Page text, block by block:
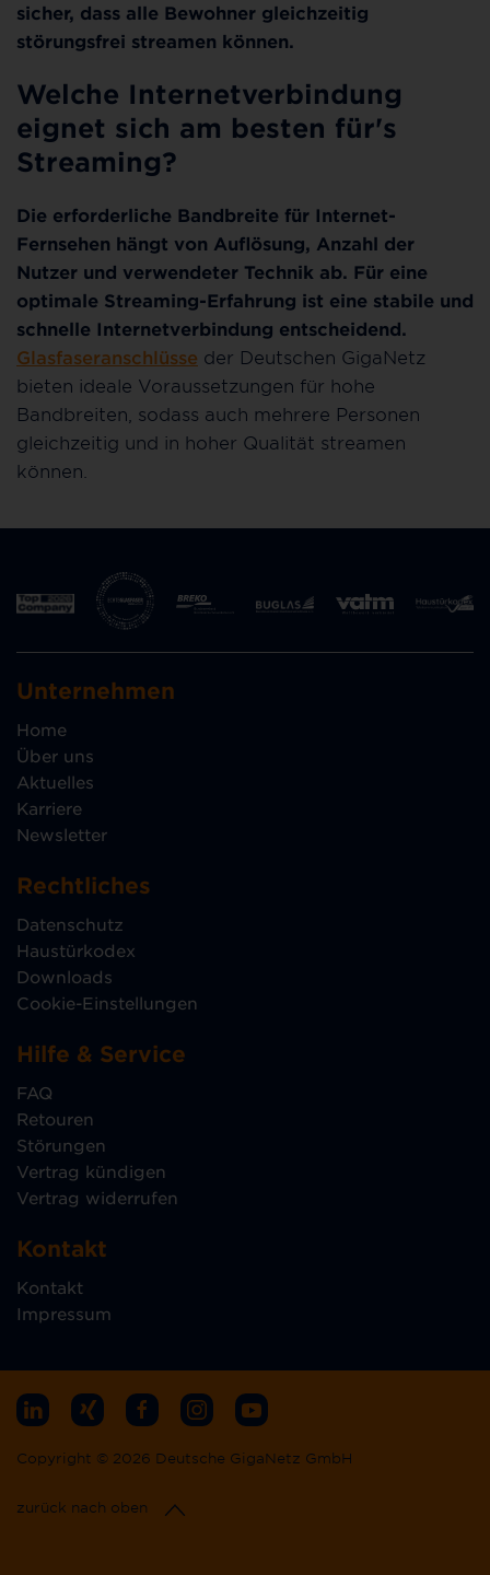
sicher, dass alle Bewohner gleichzeitig
störungsfrei streamen können.
Welche Internetverbindung
eignet sich am besten für's
Streaming?
Die erforderliche Bandbreite für Internet-
Fernsehen hängt von Auflösung, Anzahl der
Nutzer und verwendeter Technik ab. Für eine
optimale Streaming-Erfahrung ist eine stabile und
schnelle Internetverbindung entscheidend.
Glasfaseranschlüsse der Deutschen GigaNetz
bieten ideale Voraussetzungen für hohe
Bandbreiten, sodass auch mehrere Personen
gleichzeitig und in hoher Qualität streamen
können.
Unternehmen
Home
Über uns
Aktuelles
Karriere
Newsletter
Rechtliches
Datenschutz
Haustürkodex
Downloads
Cookie-Einstellungen
Hilfe & Service
FAQ
Retouren
Störungen
Vertrag kündigen
Vertrag widerrufen
Kontakt
Kontakt
Impressum
Copyright © 2026 Deutsche GigaNetz GmbH
zurück nach oben